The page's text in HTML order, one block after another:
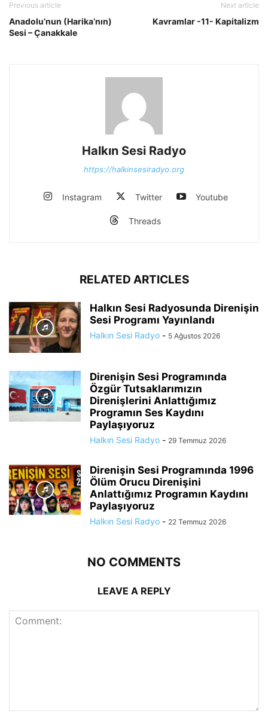
Previous article
Anadolu’nun (Harika’nın)
Sesi – Çanakkale
Next article
Kavramlar -11- Kapitalizm
Halkın Sesi Radyo
https://halkinsesiradyo.org
Instagram Twitter Youtube
Threads
RELATED ARTICLES
Halkın Sesi Radyosunda Direnişin
Sesi Programı Yayınlandı
Halkın Sesi Radyo - 5 Ağustos 2026
Direnişin Sesi Programında
Özgür Tutsaklarımızın
Direnişlerini Anlattığımız
Programın Ses Kaydını
Paylaşıyoruz
Halkın Sesi Radyo - 29 Temmuz 2026
Direnişin Sesi Programında 1996
Ölüm Orucu Direnişini
Anlattığımız Programın Kaydını
Paylaşıyoruz
Halkın Sesi Radyo - 22 Temmuz 2026
NO COMMENTS
LEAVE A REPLY